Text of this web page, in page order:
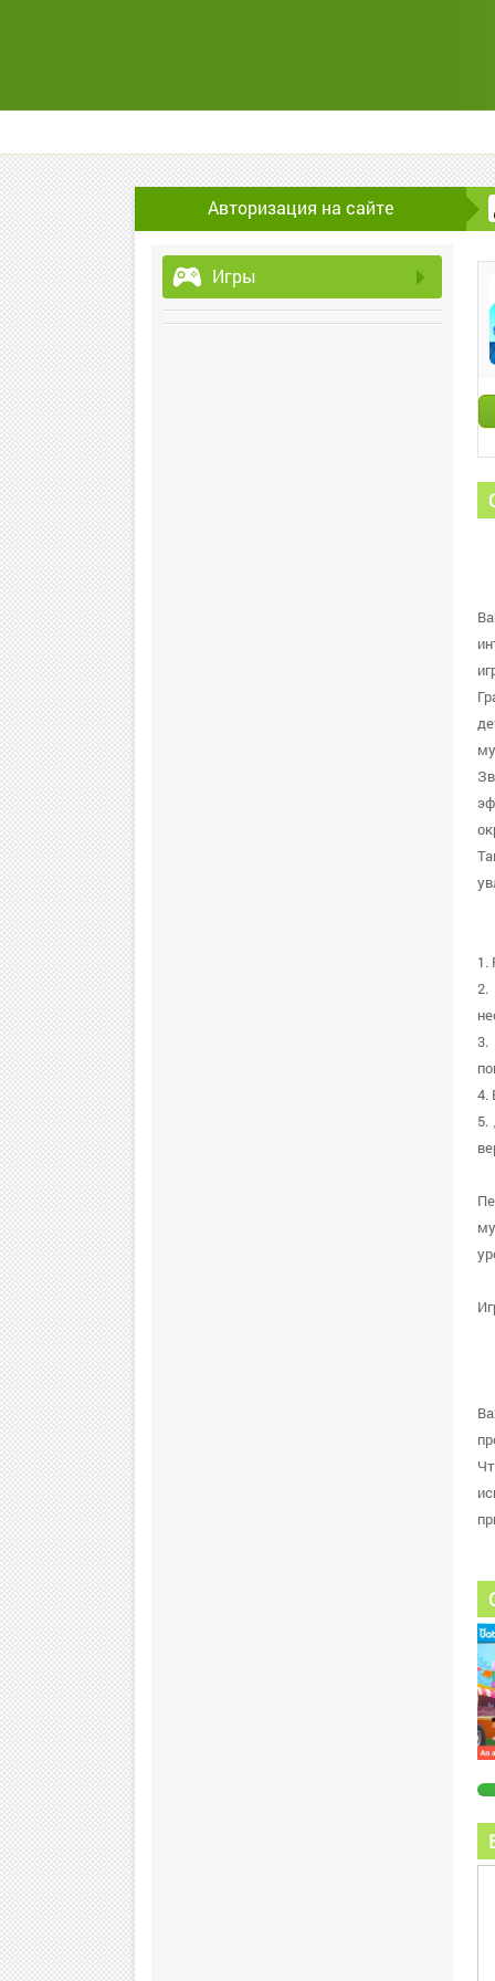
Авторизация на сайте
Игры
1.
2.
3.
4.
5.